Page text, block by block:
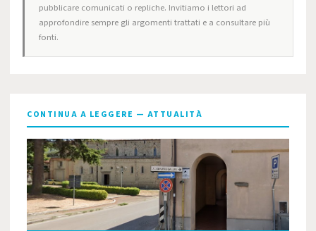
pubblicare comunicati o repliche. Invitiamo i lettori ad
approfondire sempre gli argomenti trattati e a consultare più
fonti.
CONTINUA A LEGGERE — ATTUALITÀ